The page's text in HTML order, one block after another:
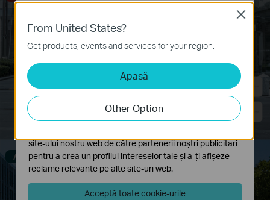
Alarm Filtered
From United States?
Get products, events and services for your region.
Apasă
Other Option
Close
Cookie-uri de bază
Aceste cookie-uri sunt necesare pentru funcționarea
site-ului web și nu pot fi dezactivate în sistemele tale
Cookie-uri de analiză și marketing
Cookie-urile de analiză ne permit să analizăm activitățile
tale de pe site-ul nostru web a îmbunătăți și ajusta
funcționalitatea site-ului.
site-ului nostru web de către partenerii noștri publicitari
pentru a crea un profilul intereselor tale și a-ți afișeze
reclame relevante pe alte site-uri web.
Acceptă toate cookie-urile